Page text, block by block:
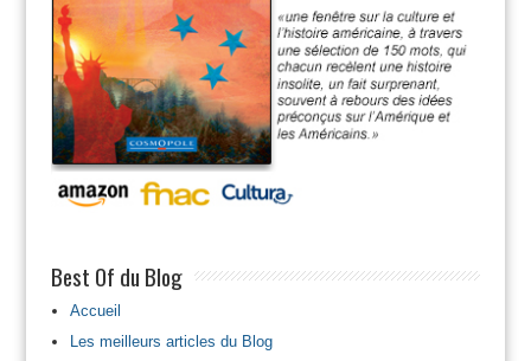
Best Of du Blog
Accueil
Les meilleurs articles du Blog